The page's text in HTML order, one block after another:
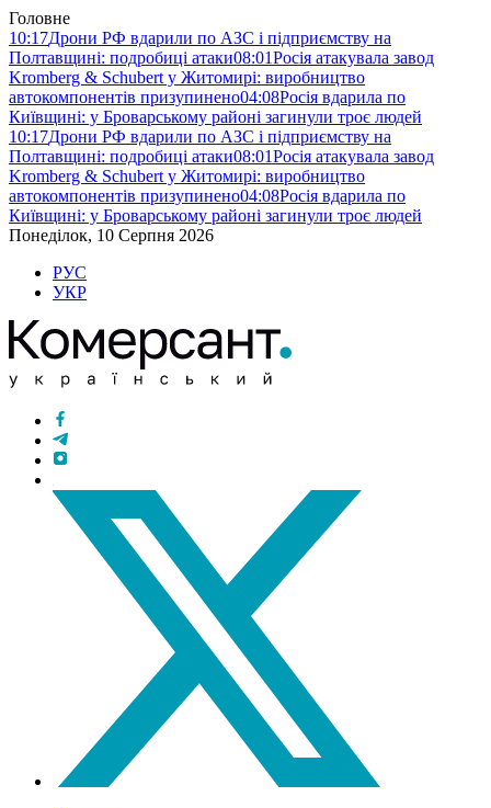
Головне
10:17Дрони РФ вдарили по АЗС і підприємству на
Полтавщині: подробиці атаки08:01Росія атакувала завод
Kromberg & Schubert у Житомирі: виробництво
автокомпонентів призупинено04:08Росія вдарила по
Київщині: у Броварському районі загинули троє людей
10:17Дрони РФ вдарили по АЗС і підприємству на
Полтавщині: подробиці атаки08:01Росія атакувала завод
Kromberg & Schubert у Житомирі: виробництво
автокомпонентів призупинено04:08Росія вдарила по
Київщині: у Броварському районі загинули троє людей
Понеділок, 10 Серпня 2026
РУС
УКР